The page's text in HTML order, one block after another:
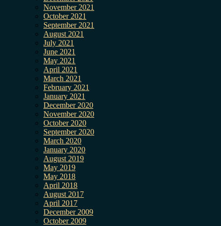
November 2021
October 2021
September 2021
August 2021
July 2021
June 2021
May 2021
April 2021
March 2021
February 2021
January 2021
December 2020
November 2020
October 2020
September 2020
March 2020
January 2020
August 2019
May 2019
May 2018
April 2018
August 2017
April 2017
December 2009
October 2009